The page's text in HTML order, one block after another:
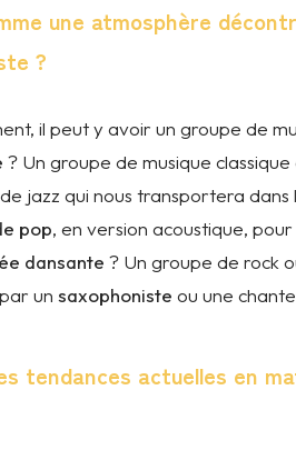
une atmosphère
?
il peut y avoir un groupe de
? Un groupe de musique
jazz qui nous transportera dans
pop, en version acoustique,
dansante ? Un groupe de rock
un saxophoniste ou une
tendances actuelles en